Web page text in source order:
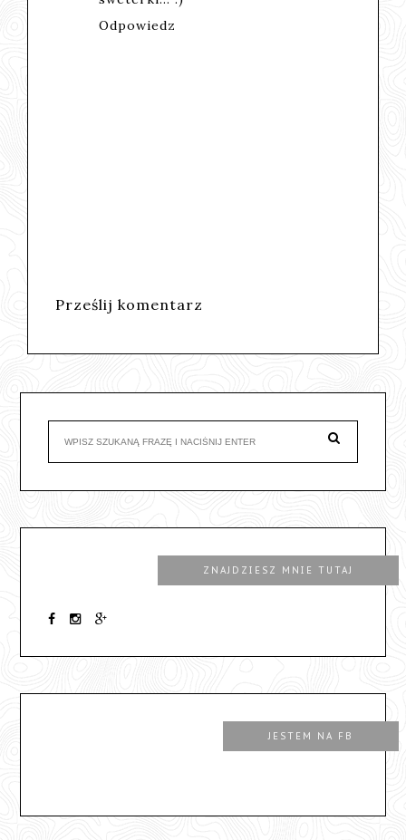
Odpowiedz
Prześlij komentarz
ZNAJDZIESZ MNIE TUTAJ
JESTEM NA FB